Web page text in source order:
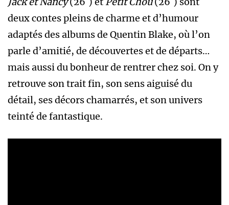
deux contes pleins de charme et d’humour
adaptés des albums de Quentin Blake, où l’on
parle d’amitié, de découvertes et de départs…
mais aussi du bonheur de rentrer chez soi. On y
retrouve son trait fin, son sens aiguisé du
détail, ses décors chamarrés, et son univers
teinté de fantastique.